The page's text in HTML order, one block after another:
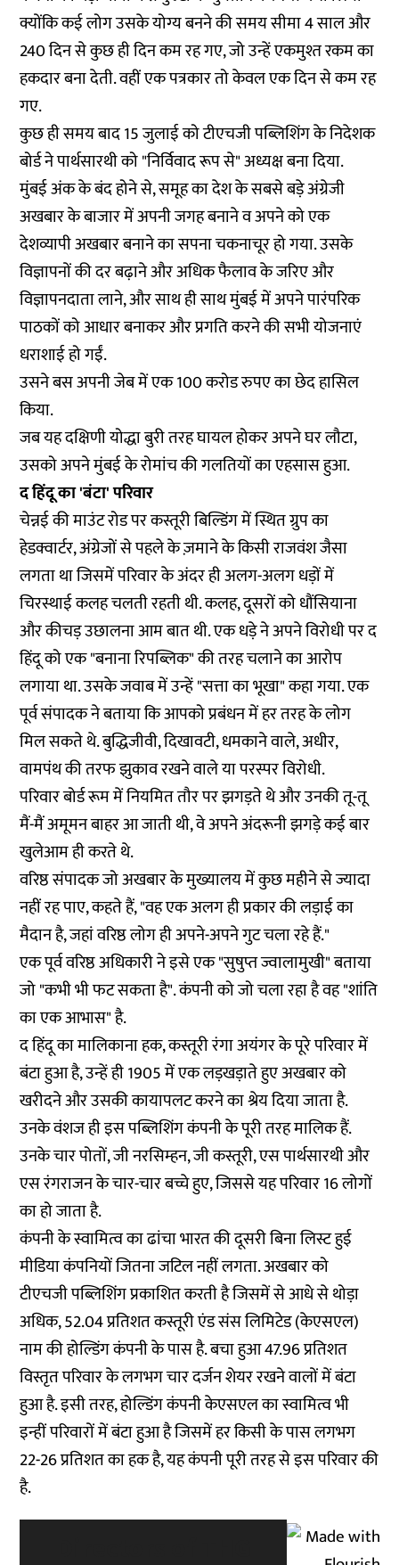
क्योंकि कई लोग उसके योग्य बनने की समय सीमा 4 साल और
240 दिन से कुछ ही दिन कम रह गए, जो उन्हें एकमुश्त रकम का
हकदार बना देती. वहीं एक पत्रकार तो केवल एक दिन से कम रह
गए.
कुछ ही समय बाद 15 जुलाई को टीएचजी पब्लिशिंग के निदेशक
बोर्ड ने पार्थसारथी को "निर्विवाद रूप से" अध्यक्ष बना दिया.
मुंबई अंक के बंद होने से, समूह का देश के सबसे बड़े अंग्रेजी
अखबार के बाजार में अपनी जगह बनाने व अपने को एक
देशव्यापी अखबार बनाने का सपना चकनाचूर हो गया. उसके
विज्ञापनों की दर बढ़ाने और अधिक फैलाव के जरिए और
विज्ञापनदाता लाने, और साथ ही साथ मुंबई में अपने पारंपरिक
पाठकों को आधार बनाकर और प्रगति करने की सभी योजनाएं
धराशाई हो गईं.
उसने बस अपनी जेब में एक 100 करोड रुपए का छेद हासिल
किया.
जब यह दक्षिणी योद्धा बुरी तरह घायल होकर अपने घर लौटा,
उसको अपने मुंबई के रोमांच की गलतियों का एहसास हुआ.
द हिंदू का 'बंटा' परिवार
चेन्नई की माउंट रोड पर कस्तूरी बिल्डिंग में स्थित ग्रुप का
हेडक्वार्टर, अंग्रेजों से पहले के ज़माने के किसी राजवंश जैसा
लगता था जिसमें परिवार के अंदर ही अलग-अलग धड़ों में
चिरस्थाई कलह चलती रहती थी. कलह, दूसरों को धौंसियाना
और कीचड़ उछालना आम बात थी. एक धड़े ने अपने विरोधी पर द
हिंदू को एक "बनाना रिपब्लिक" की तरह चलाने का आरोप
लगाया था. उसके जवाब में उन्हें "सत्ता का भूखा" कहा गया. एक
पूर्व संपादक ने बताया कि आपको प्रबंधन में हर तरह के लोग
मिल सकते थे. बुद्धिजीवी, दिखावटी, धमकाने वाले, अधीर,
वामपंथ की तरफ झुकाव रखने वाले या परस्पर विरोधी.
परिवार बोर्ड रूम में नियमित तौर पर झगड़ते थे और उनकी तू-तू
मैं-मैं अमूमन बाहर आ जाती थी, वे अपने अंदरूनी झगड़े कई बार
खुलेआम ही करते थे.
वरिष्ठ संपादक जो अखबार के मुख्यालय में कुछ महीने से ज्यादा
नहीं रह पाए, कहते हैं, "वह एक अलग ही प्रकार की लड़ाई का
मैदान है, जहां वरिष्ठ लोग ही अपने-अपने गुट चला रहे हैं."
एक पूर्व वरिष्ठ अधिकारी ने इसे एक "सुषुप्त ज्वालामुखी" बताया
जो "कभी भी फट सकता है". कंपनी को जो चला रहा है वह "शांति
का एक आभास" है.
द हिंदू का मालिकाना हक, कस्तूरी रंगा अयंगर के पूरे परिवार में
बंटा हुआ है, उन्हें ही 1905 में एक लड़खड़ाते हुए अखबार को
खरीदने और उसकी कायापलट करने का श्रेय दिया जाता है.
उनके वंशज ही इस पब्लिशिंग कंपनी के पूरी तरह मालिक हैं.
उनके चार पोतों, जी नरसिम्हन, जी कस्तूरी, एस पार्थसारथी और
एस रंगराजन के चार-चार बच्चे हुए, जिससे यह परिवार 16 लोगों
का हो जाता है.
कंपनी के स्वामित्व का ढांचा भारत की दूसरी बिना लिस्ट हुई
मीडिया कंपनियों जितना जटिल नहीं लगता. अखबार को
टीएचजी पब्लिशिंग प्रकाशित करती है जिसमें से आधे से थोड़ा
अधिक, 52.04 प्रतिशत कस्तूरी एंड संस लिमिटेड (केएसएल)
नाम की होल्डिंग कंपनी के पास है. बचा हुआ 47.96 प्रतिशत
विस्तृत परिवार के लगभग चार दर्जन शेयर रखने वालों में बंटा
हुआ है. इसी तरह, होल्डिंग कंपनी केएसएल का स्वामित्व भी
इन्हीं परिवारों में बंटा हुआ है जिसमें हर किसी के पास लगभग
22-26 प्रतिशत का हक है, यह कंपनी पूरी तरह से इस परिवार की
है.